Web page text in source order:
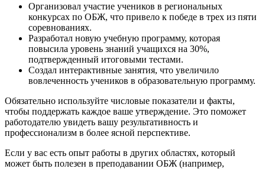
Организовал участие учеников в региональных
конкурсах по ОБЖ, что привело к победе в трех из пяти
соревнованиях.
Разработал новую учебную программу, которая
повысила уровень знаний учащихся на 30%,
подтвержденный итоговыми тестами.
Создал интерактивные занятия, что увеличило
вовлеченность учеников в образовательную программу.
Обязательно используйте числовые показатели и факты,
чтобы поддержать каждое ваше утверждение. Это поможет
работодателю увидеть вашу результативность и
профессионализм в более ясной перспективе.
Если у вас есть опыт работы в других областях, который
может быть полезен в преподавании ОБЖ (например,